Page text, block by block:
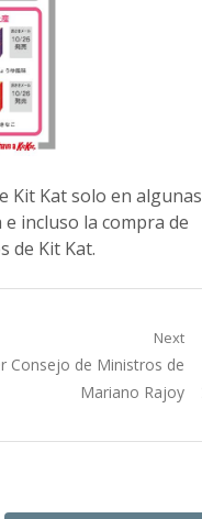
Kit Kat solo en algunas
incluso la compra de
de Kit Kat.
Next
Consejo de Ministros de
Mariano Rajoy